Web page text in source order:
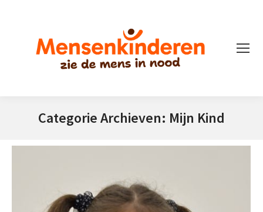
Categorie Archieven: Mijn Kind